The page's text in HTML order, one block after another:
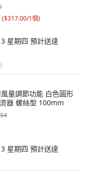
($317.00/1個)
星期四 預計送達
)
量調節功能 白色圓形
器 螺絲型 100mm
星期四 預計送達